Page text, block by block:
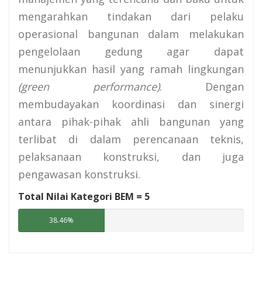
mengarahkan tindakan dari pelaku
operasional bangunan dalam melakukan
pengelolaan gedung agar dapat
menunjukkan hasil yang ramah lingkungan
(green performance). Dengan
membudayakan koordinasi dan sinergi
antara pihak-pihak ahli bangunan yang
terlibat di dalam perencanaan teknis,
pelaksanaan konstruksi, dan juga
pengawasan konstruksi.
Total Nilai Kategori BEM = 5
38.46%